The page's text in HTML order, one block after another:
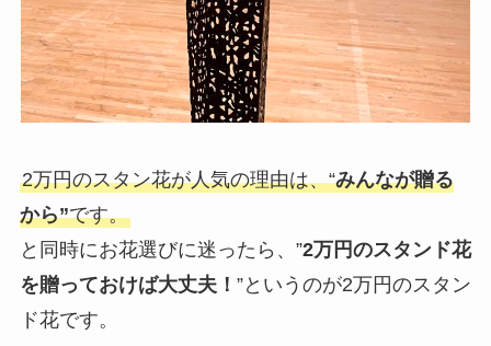
2万円のスタン花が人気の理由は、“みんなが贈る
から”です。
と同時にお花選びに迷ったら、”2万円のスタンド花
を贈っておけば大丈夫！ ”というのが2万円のスタン
ド花です。